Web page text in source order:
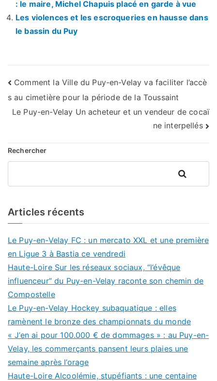
: le maire, Michel Chapuis placé en garde à vue
Les violences et les escroqueries en hausse dans
le bassin du Puy
Navigation
de
Comment la Ville du Puy-en-Velay va faciliter l’accè
s au cimetière pour la période de la Toussaint
Le Puy-en-Velay Un acheteur et un vendeur de cocaï
ne interpellés
Rechercher
Rechercher
Articles récents
Le Puy-en-Velay FC : un mercato XXL et une première
en Ligue 3 à Bastia ce vendredi
Haute-Loire Sur les réseaux sociaux, “l’évêque
influenceur” du Puy-en-Velay raconte son chemin de
Compostelle
Le Puy-en-Velay Hockey subaquatique : elles
ramènent le bronze des championnats du monde
« J’en ai pour 100.000 € de dommages » : au Puy-en-
Velay, les commerçants pansent leurs plaies une
semaine après l’orage
Haute-Loire Alcoolémie, stupéfiants : une centaine